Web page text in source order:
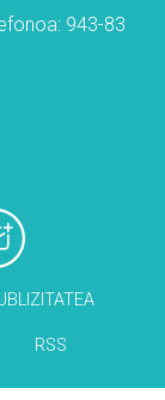
943-83
RSS